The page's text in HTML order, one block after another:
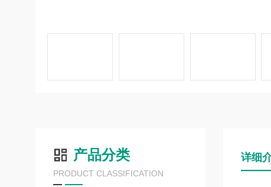
产品分类
PRODUCT CLASSIFICATION
详细